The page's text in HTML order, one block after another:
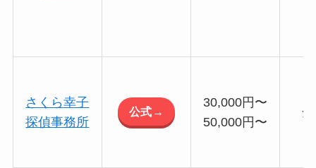
さくら幸子
探偵事務所
公式→
30,000円〜
50,000円〜